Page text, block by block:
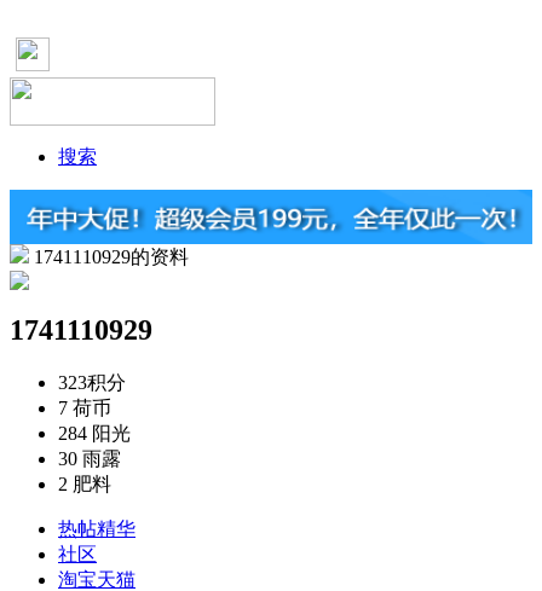
搜索
1741110929的资料
1741110929
323积分
7 荷币
284 阳光
30 雨露
2 肥料
热帖精华
社区
淘宝天猫